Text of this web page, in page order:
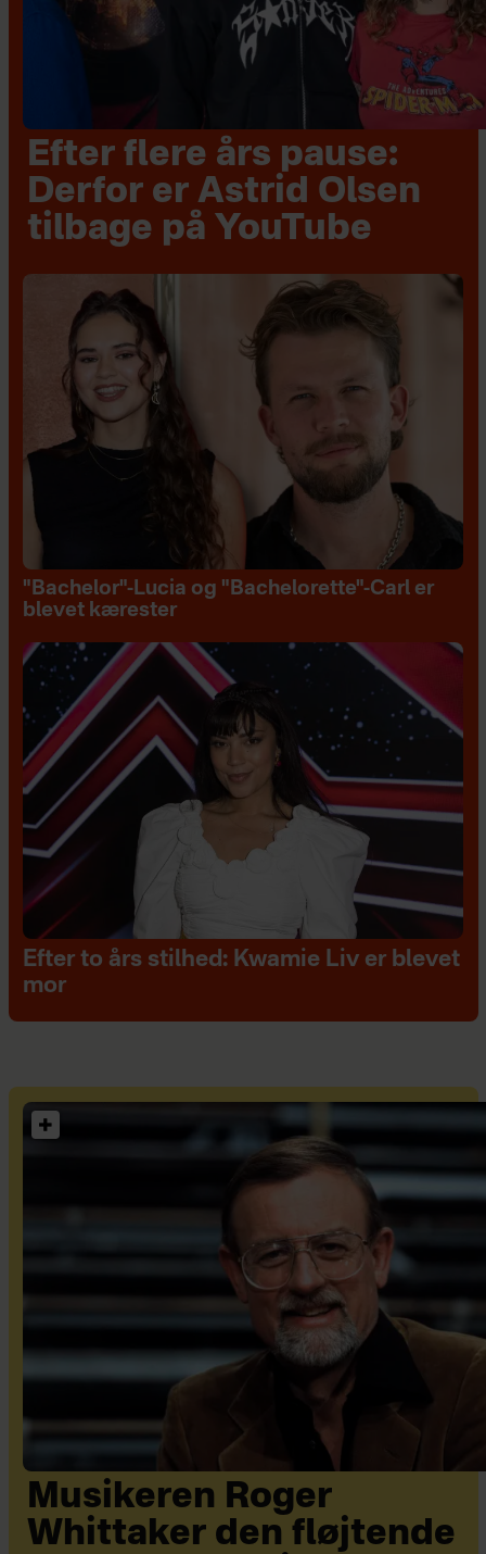
Efter flere års pause:
Derfor er Astrid Olsen
tilbage på YouTube
"Bachelor"-Lucia og "Bachelorette"-Carl er
blevet kærester
Efter to års stilhed: Kwamie Liv er blevet
mor
Musikeren Roger
Whittaker den fløjtende